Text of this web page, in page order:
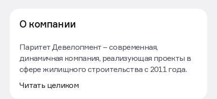
О компании
Паритет Девелопмент – современная,
динамичная компания, реализующая проекты в
сфере жилищного строительства с 2011 года.
География присутствия включает юг Тюменской
области, ХМАО и Свердловскую область.
Читать целиком